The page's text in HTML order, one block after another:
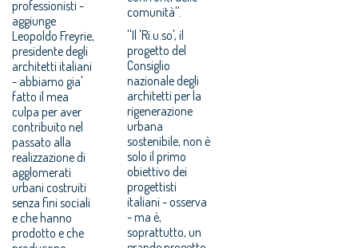
professionisti -
aggiunge
Leopoldo Freyrie,
presidente degli
architetti italiani
- abbiamo gia'
fatto il mea
culpa per aver
contribuito nel
passato alla
realizzazione di
agglomerati
urbani costruiti
senza fini sociali
e che hanno
prodotto e che
comunità''.
''Il 'Ri.u.so', il
progetto del
Consiglio
nazionale degli
architetti per la
rigenerazione
urbana
sostenibile, non è
solo il primo
obiettivo dei
progettisti
italiani - osserva
- ma è,
soprattutto, un